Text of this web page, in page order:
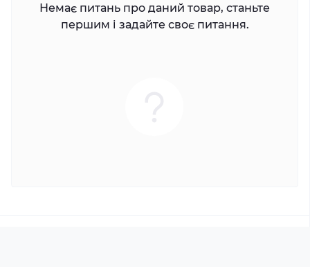
Немає питань про даний товар, станьте
першим і задайте своє питання.